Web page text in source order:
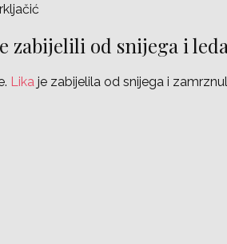
zabijelili od snijega i
Lika je zabijelila od snijega i